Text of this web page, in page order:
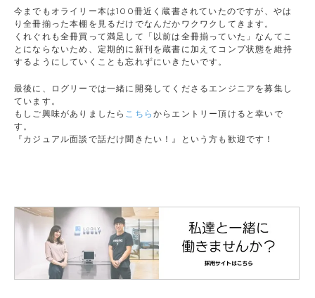
今までもオライリー本は100冊近く蔵書されていたのですが、やは
り全冊揃った本棚を見るだけでなんだかワクワクしてきます。
くれぐれも全冊買って満足して「以前は全冊揃っていた」なんてこ
とにならないため、定期的に新刊を蔵書に加えてコンプ状態を維持
するようにしていくことも忘れずにいきたいです。
最後に、ログリーでは一緒に開発してくださるエンジニアを募集し
ています。
もしご興味がありましたら こちらからエントリー頂けると幸いで
す。
『カジュアル面談で話だけ聞きたい！』という方も歓迎です！